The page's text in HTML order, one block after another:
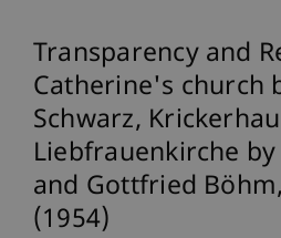
Transparency and
Catherine's church
Schwarz,
Liebfrauenkirche
and Gottfried
(1954)